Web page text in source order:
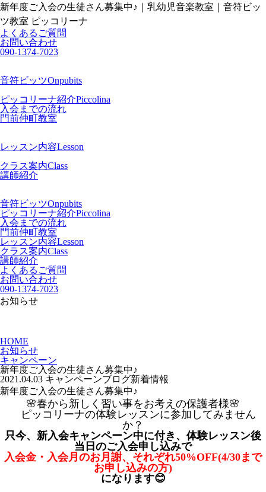
新年度ご入会の生徒さん募集中♪｜乳幼児音楽教室｜音符ビッ
ツ教室 ピッコリーナ
よくあるご質問
お問い合わせ
090-1374-7023
音符ビッツOnpubits
ピッコリーナ紹介Piccolina
入会までの流れ
門前仲町教室
レッスン内容Lesson
クラス案内Class
講師紹介
音符ビッツOnpubits
ピッコリーナ紹介Piccolina
入会までの流れ
門前仲町教室
レッスン内容Lesson
クラス案内Class
講師紹介
よくあるご質問
お問い合わせ
090-1374-7023
お知らせ
HOME
お知らせ
キャンペーン
新年度ご入会の生徒さん募集中♪
2021.04.03 キャンペーンブログ新着情報
新年度ご入会の生徒さん募集中♪
🌸春から新しく習い事をお考えの保護者様🌸
ピッコリーナの体験レッスンに参加してみません
か？
只今、新入会キャンペーン中に付き、体験レッスン後
当日のご入会申し込みで
入会金・入会月のお月謝、それぞれ50%OFF(4/30まで
お申し込みの方)
になります😊